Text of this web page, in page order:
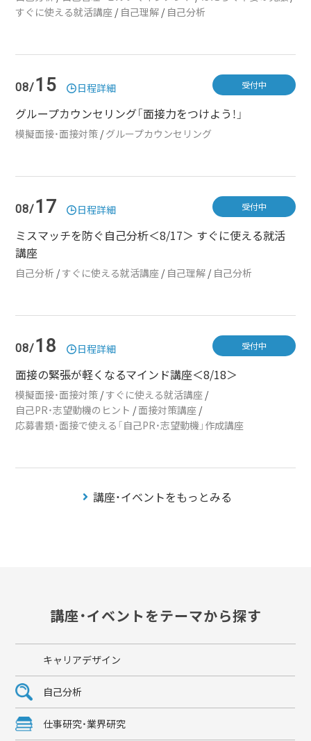
すぐに使える就活講座 / 自己理解 / 自己分析
08/15 日程詳細
グループカウンセリング「面接力をつけよう！」
模擬面接・面接対策 /グループカウンセリング
受付中
08/17 日程詳細
ミスマッチを防ぐ自己分析＜8/17＞ すぐに使える就活
講座
自己分析 /すぐに使える就活講座 / 自己理解 / 自己分析
受付中
08/18 日程詳細
面接の緊張が軽くなるマインド講座＜8/18＞
模擬面接・面接対策 /すぐに使える就活講座 /
自己PR・志望動機のヒント /面接対策講座 /
応募書類・面接で使える「自己PR・志望動機」作成講座
受付中
講座・イベントをもっとみる
講座・イベントをテーマから探す
キャリアデザイン
自己分析
仕事研究・業界研究